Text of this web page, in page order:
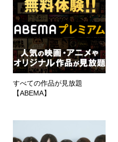
すべての作品が見放題
【ABEMA】